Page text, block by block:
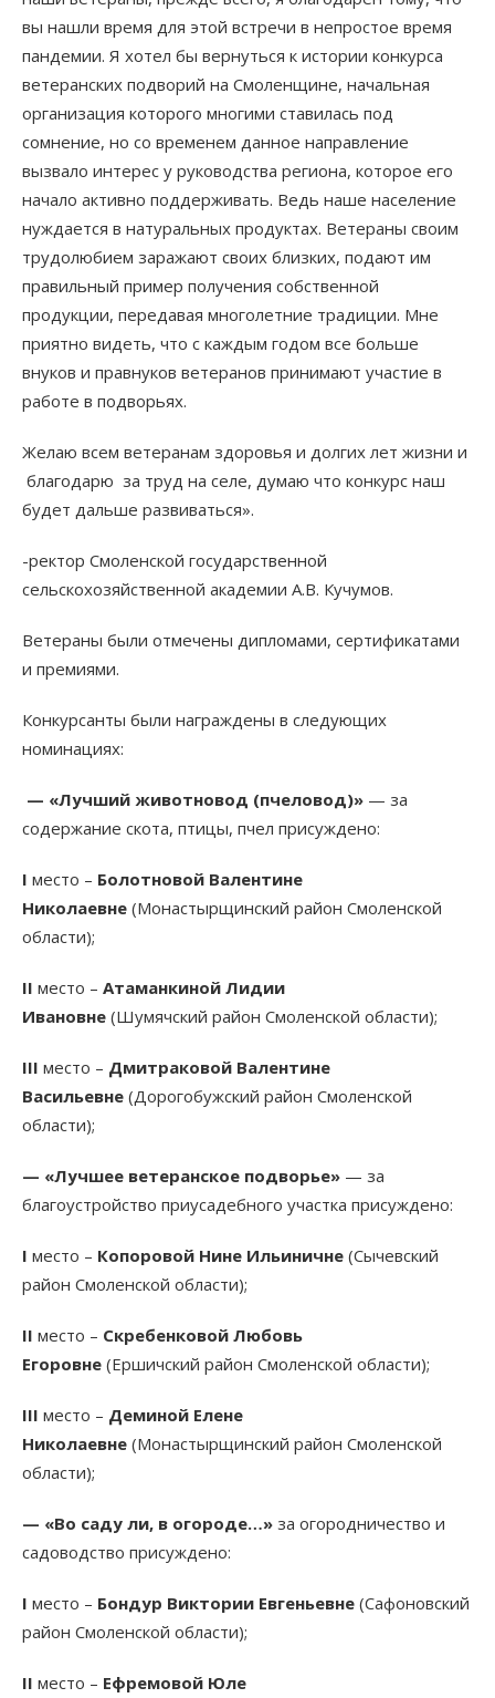
вы нашли время для этой встречи в непростое время
пандемии. Я хотел бы вернуться к истории конкурса
ветеранских подворий на Смоленщине, начальная
организация которого многими ставилась под
сомнение, но со временем данное направление
вызвало интерес у руководства региона, которое его
начало активно поддерживать. Ведь наше население
нуждается в натуральных продуктах. Ветераны своим
трудолюбием заражают своих близких, подают им
правильный пример получения собственной
продукции, передавая многолетние традиции. Мне
приятно видеть, что с каждым годом все больше
внуков и правнуков ветеранов принимают участие в
работе в подворьях.
Желаю всем ветеранам здоровья и долгих лет жизни и
благодарю за труд на селе, думаю что конкурс наш
будет дальше развиваться».
-ректор Смоленской государственной
сельскохозяйственной академии А.В. Кучумов.
Ветераны были отмечены дипломами, сертификатами
и премиями.
Конкурсанты были награждены в следующих
номинациях:
— «Лучший животновод (пчеловод)» — за
содержание скота, птицы, пчел присуждено:
I место – Болотновой Валентине
Николаевне (Монастырщинский район Смоленской
области);
II место – Атаманкиной Лидии
Ивановне (Шумячский район Смоленской области);
III место – Дмитраковой Валентине
Васильевне (Дорогобужский район Смоленской
области);
— «Лучшее ветеранское подворье» — за
благоустройство приусадебного участка присуждено:
I место – Копоровой Нине Ильиничне (Сычевский
район Смоленской области);
II место – Скребенковой Любовь
Егоровне (Ершичский район Смоленской области);
III место – Деминой Елене
Николаевне (Монастырщинский район Смоленской
области);
— «Во саду ли, в огороде…» за огородничество и
садоводство присуждено:
I место – Бондур Виктории Евгеньевне (Сафоновский
район Смоленской области);
II место – Ефремовой Юле